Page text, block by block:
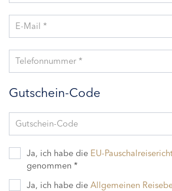
E-Mail *
Telefonnummer *
Gutschein-Code
Gutschein-Code
Ja, ich habe die EU-
genommen *
Ja, ich habe die Allgemeinen